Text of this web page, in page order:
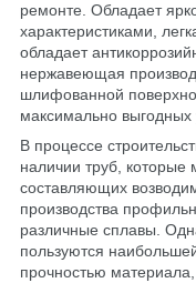
ремонте. Обладает
характеристиками,
обладает
нержавеющая
шлифованной
максимально выгодных
В процессе
наличии труб, которые
составляющих
производства
различные сплавы.
пользуются
прочностью